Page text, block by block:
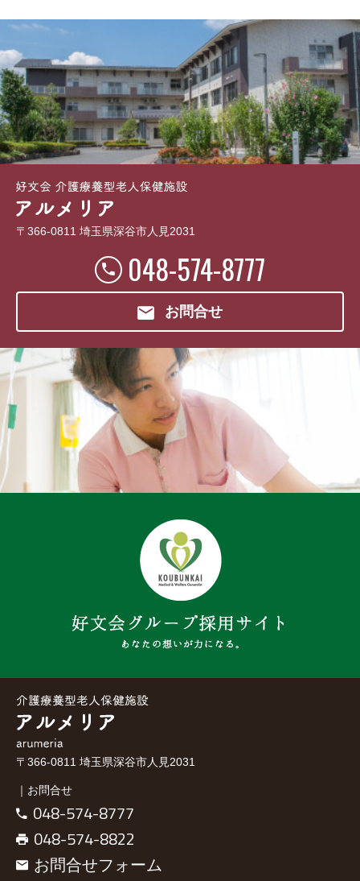
〒366-0811 埼玉県深谷市人見2031
048-574-8777
お問合せ
〒366-0811 埼玉県深谷市人見2031
｜お問合せ
048-574-8777
048-574-8822
お問合せフォーム